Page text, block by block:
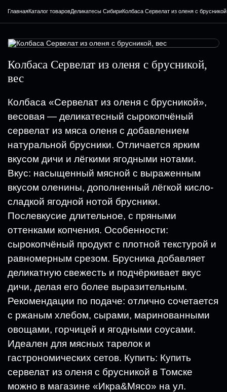
ГлавнаяКаталог товаровДеликатесы СибириКолбаса Сервелат из оленя с
Колбаса Сервелат из оленя с брусникой,
вес
Колбаса «Сервелат из оленя с брусникой»,
весовая — деликатесный сырокопчёный
сервелат из мяса оленя с добавлением
натуральной брусники. Отличается ярким
вкусом дичи и лёгкими ягодными нотами.
Вкус: насыщенный мясной с выраженным
вкусом оленины, дополненный лёгкой кисло-
сладкой ягодной нотой брусники.
Послевкусие длительное, с пряными
оттенками копчения. Особенности:
сырокопчёный продукт с плотной текстурой и
равномерным срезом. Брусника добавляет
деликатную свежесть и подчёркивает вкус
дичи, делая его более выразительным.
Рекомендации по подаче: отлично сочетается
с ржаным хлебом, сырами, маринованными
овощами, горчицей и ягодными соусами.
Идеален для мясных тарелок и
гастрономических сетов. Купить: Купить
сервелат из оленя с брусникой в Томске
можно в магазине «Икра&Мясо» на ул.